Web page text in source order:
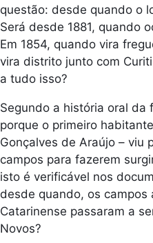
questão: desde quando o
Será desde 1881, quando
Em 1854, quando vira
vira distrito junto com
a tudo isso?
Segundo a história oral da
porque o primeiro
Gonçalves de Araújo – viu
campos para fazerem
isto é verificável nos
desde quando, os campos
Catarinense passaram a
Novos?